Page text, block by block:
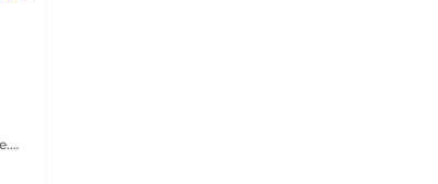
L'efficacité grâce à l'action en profondeur de la pression négative. Technique originale du "palper - rouler" Drainage, régénération et raffermissement des tissus du visage, du buste et du corps. Pour tous types de peaux. Traitements spécifiques contre les vergetures, la cellulite et bien d'autres. Maîtriser peau d'orange, culotte de cheval et tissus conjonctif faible grâce au SPM Digital ! Le SPM le multi -talent dont on ne peut plus se passer. Raffermir et regalber la poitrine sans appel à la chirurgie, l'un des nombreux traitements spécifiques.